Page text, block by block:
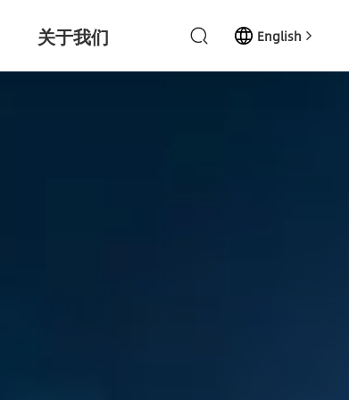
关于我们 English